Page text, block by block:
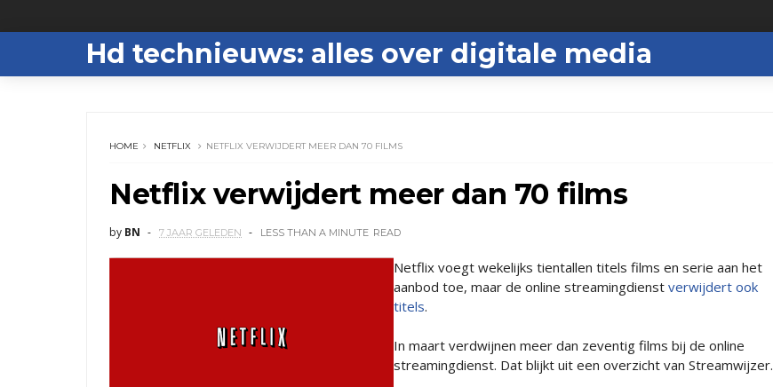
Hd technieuws: alles over digitale media
HOME NETFLIX NETFLIX VERWIJDERT MEER DAN 70 FILMS
Netflix verwijdert meer dan 70 films
by BN 7 JAAR GELEDEN LESS THAN A MINUTE READ
Netflix voegt wekelijks tientallen titels films en serie aan het
aanbod toe, maar de online streamingdienst verwijdert ook
titels.
In maart verdwijnen meer dan zeventig films bij de online
streamingdienst. Dat blijkt uit een overzicht van Streamwijzer.